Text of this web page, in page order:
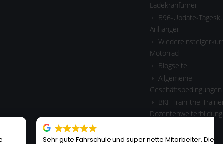
Ladekranführer
B96-Update-
Anhänger
Motorrad
Blogseite
Allgemeine
Geschäftsbedingungen
BKF Train-the-
Dozentenweiterbildung
Sehr gute Fahrschule und super nette Mitarbeiter. Die